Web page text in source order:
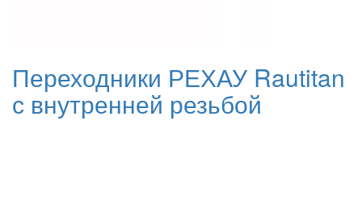
Переходники РЕХАУ Rautitan
с внутренней резьбой